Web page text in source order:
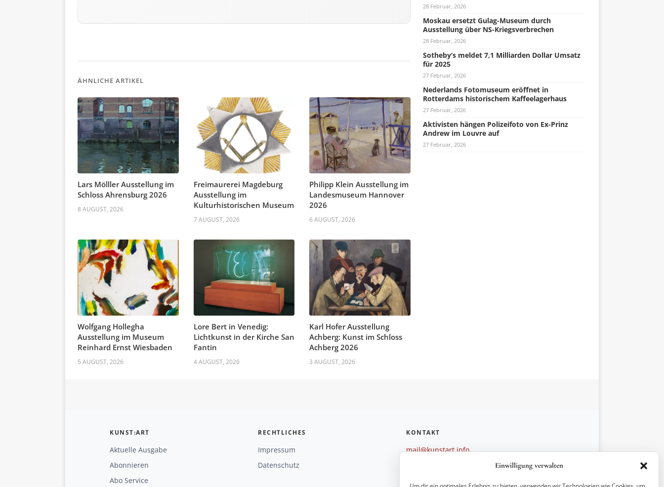
Einwilligung verwalten
ÄHNLICHE ARTIKEL
Lars Mölller Ausstellung im
Schloss Ahrensburg 2026
8 AUGUST, 2026
Freimaurerei Magdeburg
Ausstellung im
Kulturhistorischen Museum
7 AUGUST, 2026
Philipp Klein Ausstellung im
Landesmuseum Hannover
2026
6 AUGUST, 2026
Wolfgang Hollegha
Ausstellung im Museum
Reinhard Ernst Wiesbaden
5 AUGUST, 2026
Lore Bert in Venedig:
Lichtkunst in der Kirche San
Fantin
4 AUGUST, 2026
Karl Hofer Ausstellung
Achberg: Kunst im Schloss
Achberg 2026
3 AUGUST, 2026
28 Februar, 2026
Moskau ersetzt Gulag-Museum durch
Ausstellung über NS-Kriegsverbrechen
28 Februar, 2026
Sotheby’s meldet 7,1 Milliarden Dollar Umsatz
für 2025
27 Februar, 2026
Nederlands Fotomuseum eröffnet in
Rotterdams historischem Kaffeelagerhaus
27 Februar, 2026
Aktivisten hängen Polizeifoto von Ex-Prinz
Andrew im Louvre auf
27 Februar, 2026
KUNST:ART
Aktuelle Ausgabe
Abonnieren
Abo Service
RECHTLICHES
Impressum
Datenschutz
KONTAKT
mail@kunstart.info